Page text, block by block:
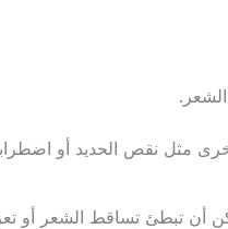
مثل نقص الحديد أو
أن تبطئ تساقط الشعر أو